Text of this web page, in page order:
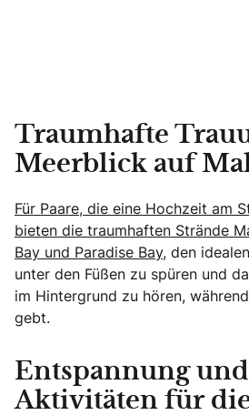
Traumhafte
Meerblick auf
Für Paare, die eine Hochzeit am
bieten die traumhaften Strände
Bay und Paradise Bay, den
unter den Füßen zu spüren und
im Hintergrund zu hören,
gebt.
Entspannung und
Aktivitäten für